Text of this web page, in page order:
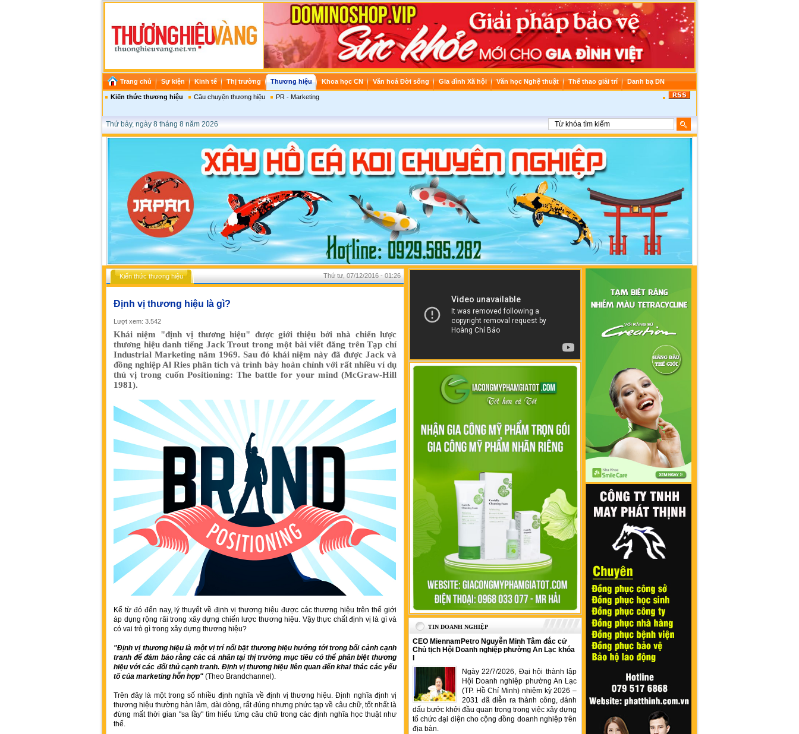
Trang chủ Sự kiện Kinh tế Thị trường Thương hiệu Khoa học CN Văn hoá Đời sống Gia đình Xã hội Văn học Nghệ thuật Thể thao giải trí Danh bạ DN
Kiến thức thương hiệu Câu chuyện thương hiệu PR - Marketing
Thứ bảy, ngày 8 tháng 8 năm 2026
Kiến thức thương hiệu Thứ tư, 07/12/2016 - 01:26
Định vị thương hiệu là gì?
Lượt xem: 3.542
Khái niệm "định vị thương hiệu" được giới thiệu bởi nhà chiến lược
thương hiệu danh tiếng Jack Trout trong một bài viết đăng trên Tạp chí
Industrial Marketing năm 1969. Sau đó khái niệm này đã được Jack và
đồng nghiệp Al Ries phân tích và trình bày hoàn chỉnh với rất nhiều ví dụ
thú vị trong cuốn Positioning: The battle for your mind (McGraw-Hill
1981).
Kể từ đó đến nay, lý thuyết về định vị thương hiệu được các thương hiệu trên thế giới
áp dụng rộng rãi trong xây dựng chiến lược thương hiệu. Vậy thực chất định vị là gì và
có vai trò gì trong xây dựng thương hiệu?
"Định vị thương hiệu là một vị trí nổi bật thương hiệu hướng tới trong bối cảnh cạnh
tranh để đảm bảo rằng các cá nhân tại thị trường mục tiêu có thể phân biệt thương
hiệu với các đối thủ cạnh tranh. Định vị thương hiệu liên quan đến khai thác các yếu
tố của marketing hỗn hợp" (Theo Brandchannel).
Trên đây là một trong số nhiều định nghĩa về định vị thương hiệu. Định nghĩa định vị
thương hiệu thường hàn lâm, dài dòng, rất đúng nhưng phức tạp về câu chữ, tốt nhất là
đừng mất thời gian "sa lầy" tìm hiểu từng câu chữ trong các định nghĩa học thuật như
thế.
TIN DOANH NGHIỆP
CEO MiennamPetro Nguyễn Minh Tâm đắc cử
Chủ tịch Hội Doanh nghiệp phường An Lạc khóa
Ngày 22/7/2026, Đại hội thành lập
Hội Doanh nghiệp phường An Lạc
(TP. Hồ Chí Minh) nhiệm kỳ 2026 –
2031 đã diễn ra thành công, đánh
dấu bước khởi đầu quan trọng trong việc xây dựng
tổ chức đại diện cho cộng đồng doanh nghiệp trên
địa bàn.